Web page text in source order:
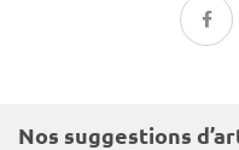
Nos suggestions